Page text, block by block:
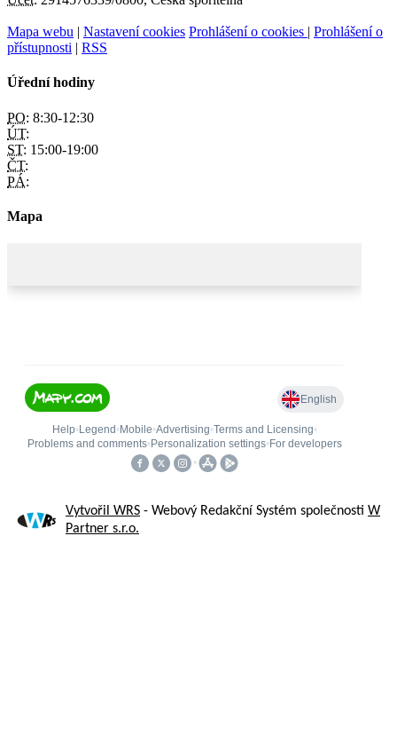
Mapa webu | Nastavení cookies Prohlášení o cookies | Prohlášení o
přístupnosti | RSS
Úřední hodiny
PO: 8:30-12:30
ÚT:
ST: 15:00-19:00
ČT:
PÁ:
Mapa
Vytvořil WRS - Webový Redakční Systém společnosti W
Partner s.r.o.